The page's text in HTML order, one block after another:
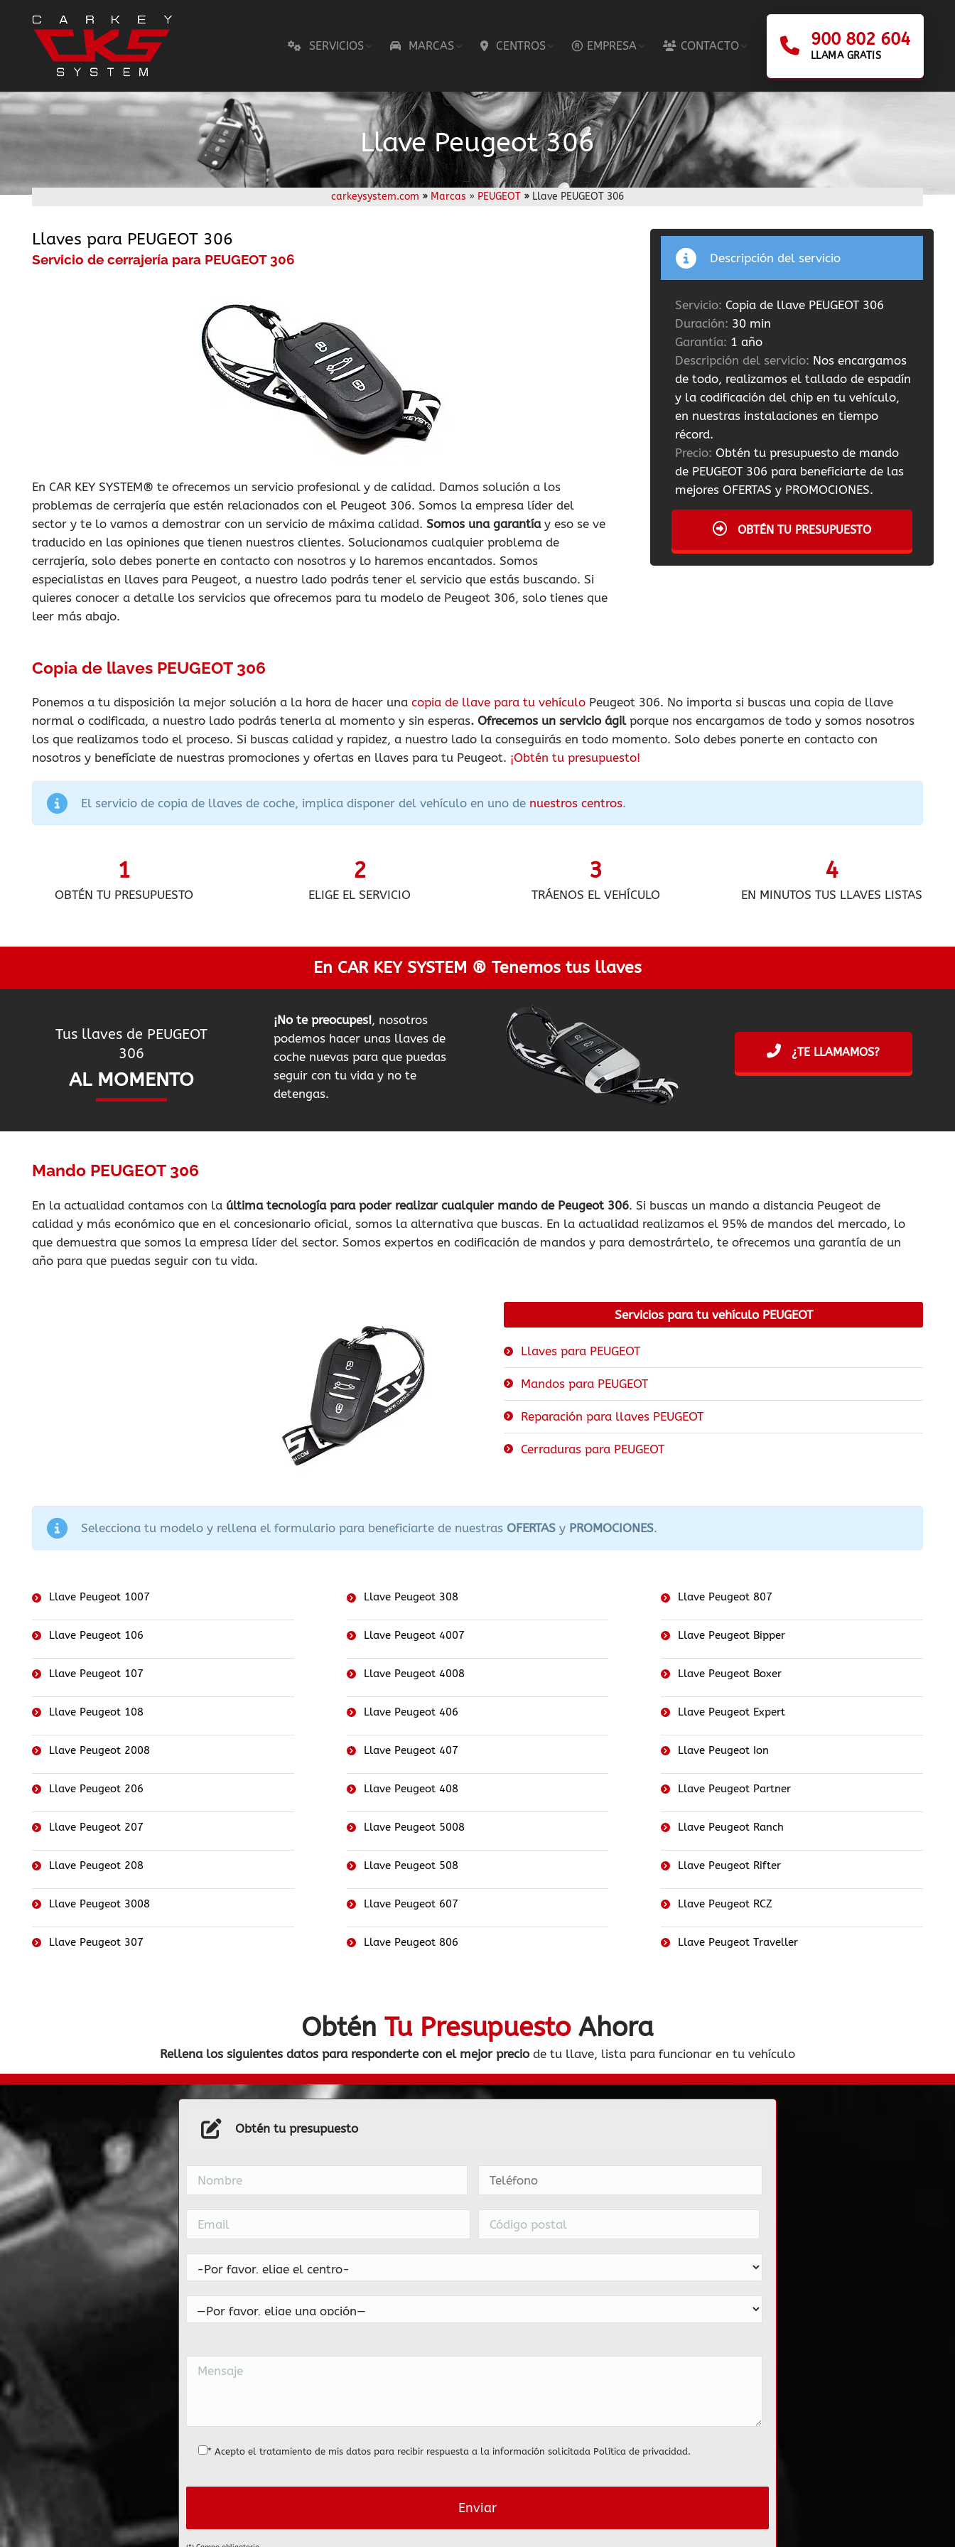
SERVICIOS MARCAS CENTROS EMPRESA CONTACTO 900 802 604
LLAMA GRATIS
Llave Peugeot 306
carkeysystem.com » Marcas » PEUGEOT » Llave PEUGEOT 306
Llaves para PEUGEOT 306
Servicio de cerrajería para PEUGEOT 306
En CAR KEY SYSTEM® te ofrecemos un servicio profesional y de calidad. Damos solución a los
problemas de cerrajería que estén relacionados con el Peugeot 306. Somos la empresa líder del
sector y te lo vamos a demostrar con un servicio de máxima calidad. Somos una garantíay eso se ve
traducido en las opiniones que tienen nuestros clientes. Solucionamos cualquier problema de
cerrajería, solo debes ponerte en contacto con nosotros y lo haremos encantados. Somos
especialistas en llaves para Peugeot, a nuestro lado podrás tener el servicio que estás buscando. Si
quieres conocer a detalle los servicios que ofrecemos para tu modelo de Peugeot 306, solo tienes que
leer más abajo.
Descripción del servicio
Servicio: Copia de llave PEUGEOT 306
Duración: 30 min
Garantía: 1 año
Descripción del servicio: Nos encargamos
de todo, realizamos el tallado de espadín
y la codificación del chip en tu vehículo,
en nuestras instalaciones en tiempo
récord.
Precio: Obtén tu presupuesto de mando
de PEUGEOT 306 para beneficiarte de las
mejores OFERTAS y PROMOCIONES.
OBTÉN TU PRESUPUESTO
Copia de llaves PEUGEOT 306
Ponemos a tu disposición la mejor solución a la hora de hacer una copia de llave para tu vehículo Peugeot 306. No importa si buscas una copia de llave
normal o codificada, a nuestro lado podrás tenerla al momento y sin esperas. Ofrecemos un servicio ágilporque nos encargamos de todo y somos nosotros
los que realizamos todo el proceso. Si buscas calidad y rapidez, a nuestro lado la conseguirás en todo momento. Solo debes ponerte en contacto con
nosotros y benefíciate de nuestras promociones y ofertas en llaves para tu Peugeot. ¡Obtén tu presupuesto!
El servicio de copia de llaves de coche, implica disponer del vehículo en uno de nuestros centros.
1
OBTÉN TU PRESUPUESTO
2
ELIGE EL SERVICIO
3
TRÁENOS EL VEHÍCULO
4
EN MINUTOS TUS LLAVES LISTAS
En CAR KEY SYSTEM ® Tenemos tus llaves
Tus llaves de PEUGEOT
306
AL MOMENTO
¡No te preocupes!, nosotros
podemos hacer unas llaves de
coche nuevas para que puedas
seguir con tu vida y no te
detengas.
¿TE LLAMAMOS?
Mando PEUGEOT 306
En la actualidad contamos con la última tecnología para poder realizar cualquier mando de Peugeot 306. Si buscas un mando a distancia Peugeot de
calidad y más económico que en el concesionario oficial, somos la alternativa que buscas. En la actualidad realizamos el 95% de mandos del mercado, lo
que demuestra que somos la empresa líder del sector. Somos expertos en codificación de mandos y para demostrártelo, te ofrecemos una garantía de un
año para que puedas seguir con tu vida.
Servicios para tu vehículo PEUGEOT
Llaves para PEUGEOT
Mandos para PEUGEOT
Reparación para llaves PEUGEOT
Cerraduras para PEUGEOT
Selecciona tu modelo y rellena el formulario para beneficiarte de nuestras OFERTAS y PROMOCIONES.
Llave Peugeot 1007
Llave Peugeot 106
Llave Peugeot 107
Llave Peugeot 108
Llave Peugeot 2008
Llave Peugeot 206
Llave Peugeot 207
Llave Peugeot 208
Llave Peugeot 3008
Llave Peugeot 307
Llave Peugeot 308
Llave Peugeot 4007
Llave Peugeot 4008
Llave Peugeot 406
Llave Peugeot 407
Llave Peugeot 408
Llave Peugeot 5008
Llave Peugeot 508
Llave Peugeot 607
Llave Peugeot 806
Llave Peugeot 807
Llave Peugeot Bipper
Llave Peugeot Boxer
Llave Peugeot Expert
Llave Peugeot Ion
Llave Peugeot Partner
Llave Peugeot Ranch
Llave Peugeot Rifter
Llave Peugeot RCZ
Llave Peugeot Traveller
Obtén Tu PresupuestoAhora
Rellena los siguientes datos para responderte con el mejor preciode tu llave, lista para funcionar en tu vehículo
Obtén tu presupuesto
* Acepto el tratamiento de mis datos para recibir respuesta a la información solicitada Política de privacidad.